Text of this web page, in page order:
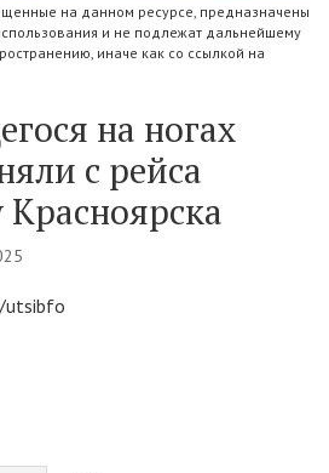
на данном ресурсе, предназначены
и не подлежат дальнейшему
иначе как со ссылкой на
на ногах
с рейса
Красноярска
utsibfo